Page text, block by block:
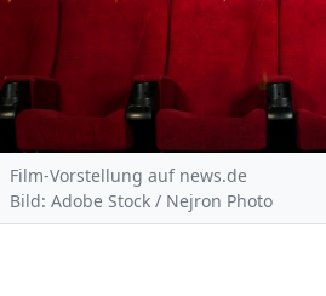
Film-Vorstellung auf news.de
Bild: Adobe Stock / Nejron Photo